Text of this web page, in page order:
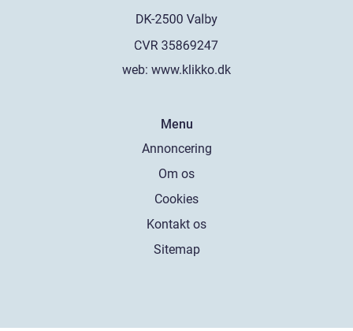
web: www.klikko.dk
Menu
Annoncering
Om os
Cookies
Kontakt os
Sitemap